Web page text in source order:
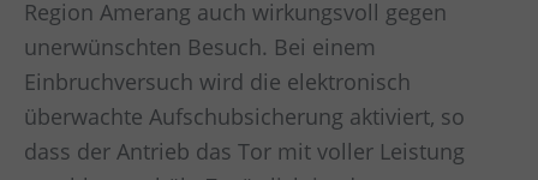
Region Amerang auch wirkungsvoll gegen
unerwünschten Besuch. Bei einem
Einbruchversuch wird die elektronisch
überwachte Aufschubsicherung aktiviert, so
dass der Antrieb das Tor mit voller Leistung